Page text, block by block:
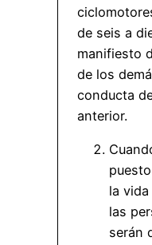
de seis a
manifiesto
de los
conducta
anterior.
la
las
serán